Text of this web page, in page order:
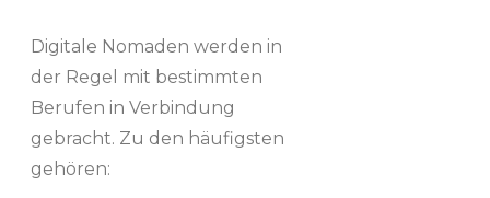
Digitale Nomaden werden in
der Regel mit bestimmten
Berufen in Verbindung
gebracht. Zu den häufigsten
gehören: